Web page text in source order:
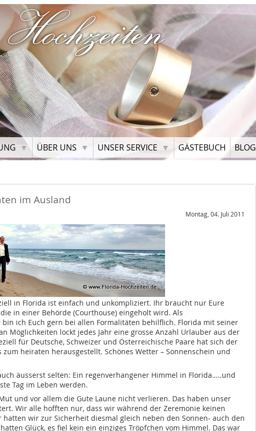
ÜBER UNS UNSER SERVICE GÄSTEBUCH BLOG
im Ausland
Montag, 04. Juli 2011
in Florida ist einfach und unkompliziert. Ihr braucht nur Eure
in einer Behörde (Courthouse) eingeholt wird. Als
ich Euch gern bei allen Formalitäten behilflich. Florida mit seiner
Möglichkeiten lockt jedes Jahr eine grosse Anzahl Urlauber aus der
für Deutsche, Schweizer und Österreichische Paare hat sich der
zum heiraten herausgestellt. Schönes Wetter – Sonnenschein und
äusserst selten: Ein regenverhangener Himmel in Florida…..und
Tag im Leben werden.
und vor allem die Gute Laune nicht verlieren. Das haben unser
Wir alle hofften nur, dass wir während der Zeremonie keinen
hatten wir zur Sicherheit diesmal gleich neben den Sonnen- auch den
Glück, es fiel kein ein einziges Tröpfchen vom Himmel. Das war